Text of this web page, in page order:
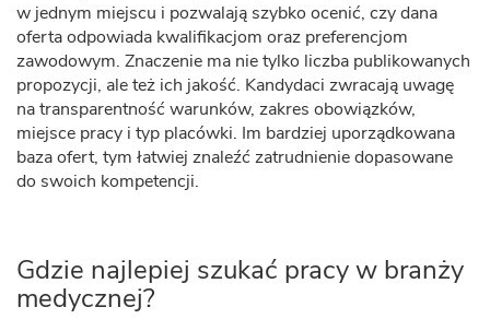
w jednym miejscu i pozwalają szybko ocenić, czy dana
oferta odpowiada kwalifikacjom oraz preferencjom
zawodowym. Znaczenie ma nie tylko liczba publikowanych
propozycji, ale też ich jakość. Kandydaci zwracają uwagę
na transparentność warunków, zakres obowiązków,
miejsce pracy i typ placówki. Im bardziej uporządkowana
baza ofert, tym łatwiej znaleźć zatrudnienie dopasowane
do swoich kompetencji.
Gdzie najlepiej szukać pracy w branży
medycznej?